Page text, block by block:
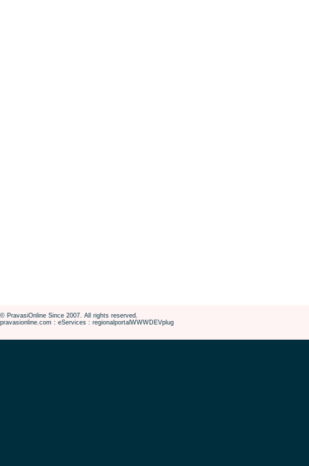
© PravasiOnline Since 2007. All rights reserved.
pravasionline.com : eServices : regionalportalWWWDEVplug